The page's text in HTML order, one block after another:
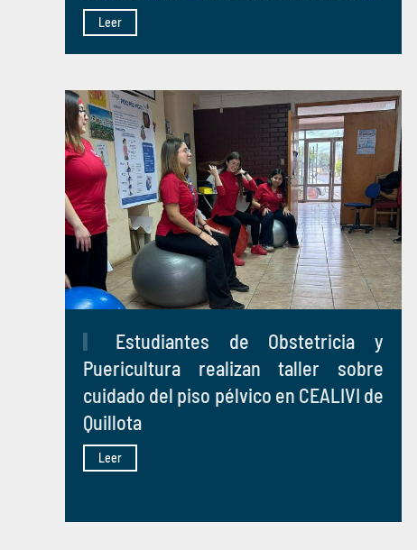
Leer
Estudiantes de Obstetricia y
Puericultura realizan taller sobre
cuidado del piso pélvico en CEALIVI de
Quillota
Leer